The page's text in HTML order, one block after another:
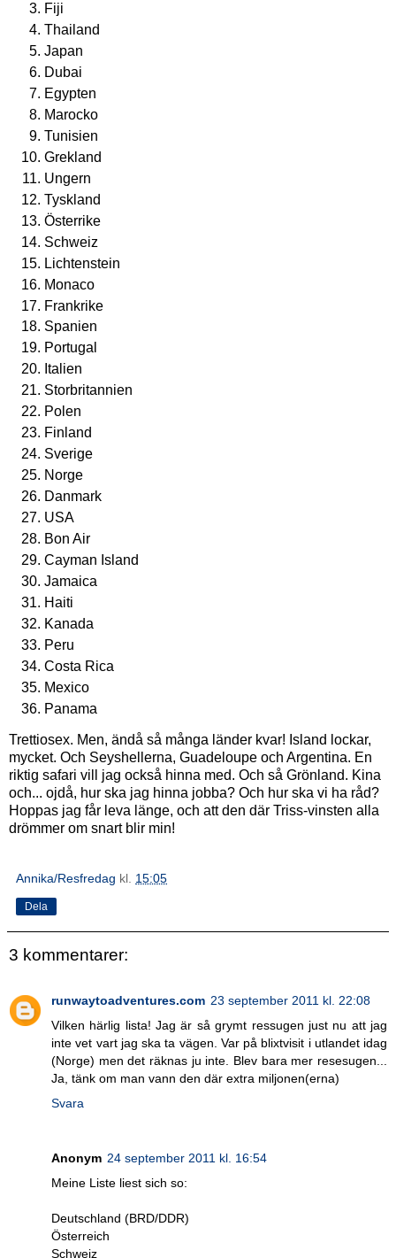
Fiji
Thailand
Japan
Dubai
Egypten
Marocko
Tunisien
Grekland
Ungern
Tyskland
Österrike
Schweiz
Lichtenstein
Monaco
Frankrike
Spanien
Portugal
Italien
Storbritannien
Polen
Finland
Sverige
Norge
Danmark
USA
Bon Air
Cayman Island
Jamaica
Haiti
Kanada
Peru
Costa Rica
Mexico
Panama
Trettiosex. Men, ändå så många länder kvar! Island lockar,
mycket. Och Seyshellerna, Guadeloupe och Argentina. En
riktig safari vill jag också hinna med. Och så Grönland. Kina
och... ojdå, hur ska jag hinna jobba? Och hur ska vi ha råd?
Hoppas jag får leva länge, och att den där Triss-vinsten alla
drömmer om snart blir min!
Annika/Resfredag kl. 15:05
Dela
3 kommentarer:
runwaytoadventures.com 23 september 2011 kl. 22:08
Vilken härlig lista! Jag är så grymt ressugen just nu att jag
inte vet vart jag ska ta vägen. Var på blixtvisit i utlandet idag
(Norge) men det räknas ju inte. Blev bara mer resesugen...
Ja, tänk om man vann den där extra miljonen(erna)
Svara
Anonym 24 september 2011 kl. 16:54
Meine Liste liest sich so:
Deutschland (BRD/DDR)
Österreich
Schweiz